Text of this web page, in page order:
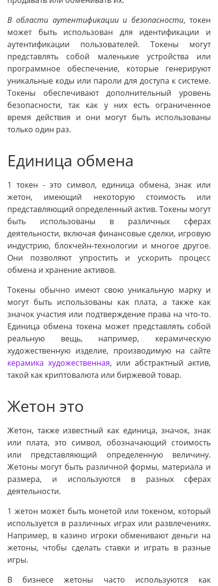
В области аутентификации и безопасности, токен
может быть использован для идентификации и
аутентификации пользователей. Токены могут
представлять собой маленькие устройства или
программное обеспечение, которые генерируют
уникальные коды или пароли для доступа к системе.
Токены обеспечивают дополнительный уровень
безопасности, так как у них есть ограниченное
время действия и они могут быть использованы
только один раз.
Единица обмена
1 токен - это символ, единица обмена, знак или
жетон, имеющий некоторую стоимость или
представляющий определенный актив. Токены могут
быть использованы в различных сферах
деятельности, включая финансовые сделки, игровую
индустрию, блокчейн-технологии и многое другое.
Они позволяют упростить и ускорить процесс
обмена и хранение активов.
Токены обычно имеют свою уникальную марку и
могут быть использованы как плата, а также как
значок участия или подтверждение права на что-то.
Единица обмена токена может представлять собой
реальную вещь, например, керамическую
художественную изделие, производимую на сайте
керамика художественная, или абстрактный актив,
такой как криптовалюта или биржевой товар.
Жетон это
Жетон, также известный как единица, значок, знак
или плата, это символ, обозначающий стоимость
или представляющий определенную величину.
Жетоны могут быть различной формы, материала и
размера, и используются в разных сферах
деятельности.
1 жетон может быть монетой или токеном, который
используется в различных играх или развлечениях.
Например, в казино игроки обменивают деньги на
жетоны, чтобы сделать ставки и играть в разные
игры.
В бизнесе жетоны часто используются как